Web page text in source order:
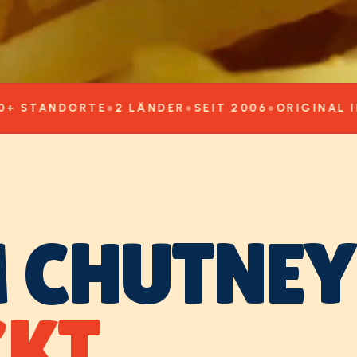
●2 LÄNDER●SEIT 2006●ORIGINAL INDIAN ●